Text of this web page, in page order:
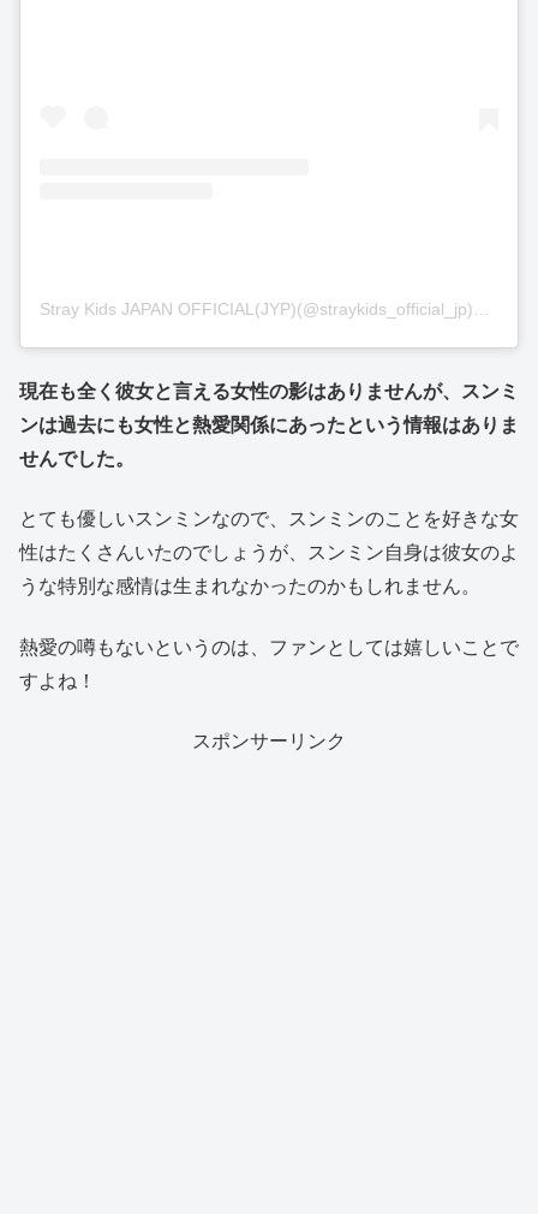
現在も全く彼女と言える女性の影はありませんが、スンミ
ンは過去にも女性と熱愛関係にあったという情報はありま
せんでした。
とても優しいスンミンなので、スンミンのことを好きな女
性はたくさんいたのでしょうが、スンミン自身は彼女のよ
うな特別な感情は生まれなかったのかもしれません。
熱愛の噂もないというのは、ファンとしては嬉しいことで
すよね！
スポンサーリンク